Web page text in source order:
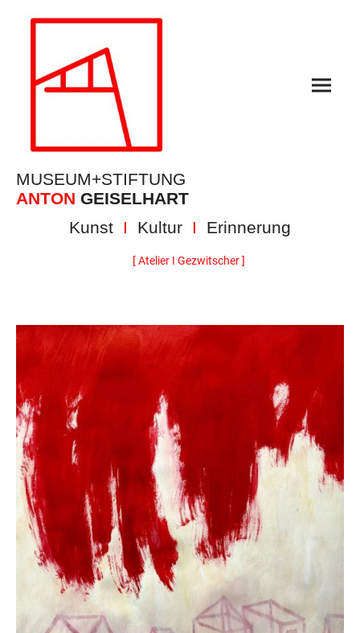
MUSEUM+STIFTUNG
ANTON GEISELHART
Kunst
I Kultur I Erinnerung
[ Atelier I Gezwitscher ]